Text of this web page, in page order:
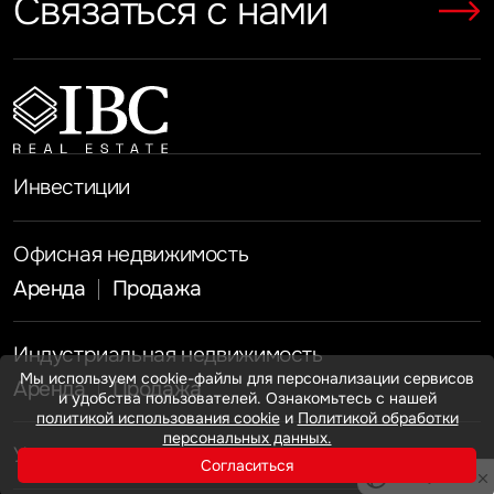
Показать больше
Показать больше
Связаться с нами
Инвестиции
Офисная недвижимость
Аренда
Продажа
Индустриальная недвижимость
Аренда
Продажа
Услуги
Инвестиции
Мы используем cookie-файлы для персонализации сервисов
и удобства пользователей. Ознакомьтесь с нашей
политикой использования cookieи Политикой обработки
персональных данных.
Согласиться